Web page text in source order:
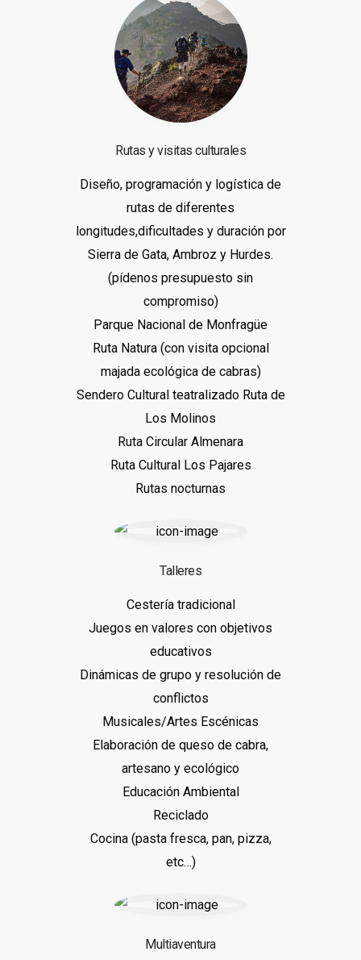
Rutas y visitas culturales
Diseño, programación y logística de
rutas de diferentes
longitudes,dificultades y duración por
Sierra de Gata, Ambroz y Hurdes.
(pídenos presupuesto sin
compromiso)
Parque Nacional de Monfragüe
Ruta Natura (con visita opcional
majada ecológica de cabras)
Sendero Cultural teatralizado Ruta de
Los Molinos
Ruta Circular Almenara
Ruta Cultural Los Pajares
Rutas nocturnas
Talleres
Cestería tradicional
Juegos en valores con objetivos
educativos
Dinámicas de grupo y resolución de
conflictos
Musicales/Artes Escénicas
Elaboración de queso de cabra,
artesano y ecológico
Educación Ambiental
Reciclado
Cocina (pasta fresca, pan, pizza,
etc…)
Multiaventura